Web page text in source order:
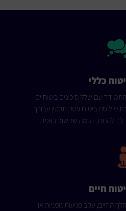
כללי
עם שלל סיכונים ביטוחיים
פוליסת ביטוח עסק תקטין עבורך
לך להתרכז במה שחשוב באמת.
חיים
החיים, עקב פגיעות גופניות או